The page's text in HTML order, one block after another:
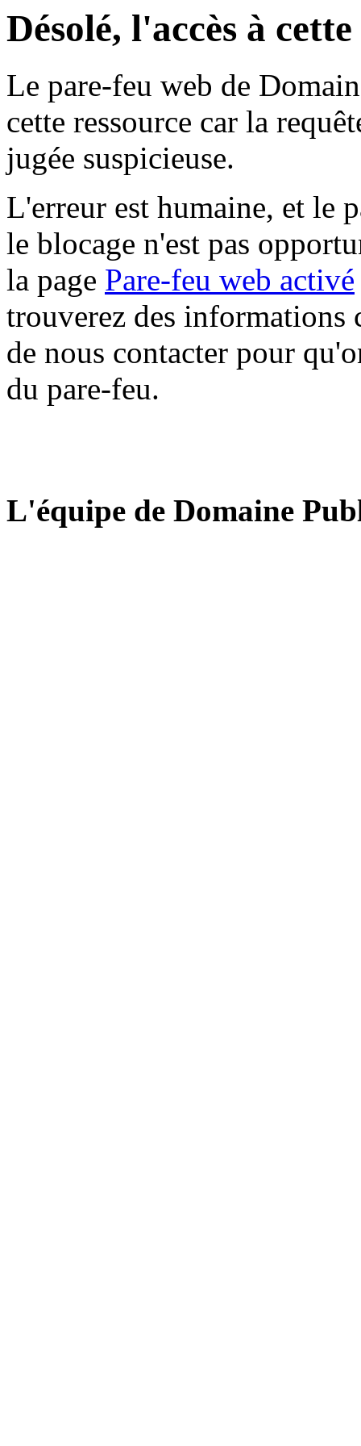
Désolé, l'accès à
Le pare-feu web de
cette ressource car la
jugée suspicieuse.
L'erreur est humaine, et le
le blocage n'est pas
la page Pare-feu web activé
trouverez des informations
de nous contacter pour
du pare-feu.
L'équipe de Domaine